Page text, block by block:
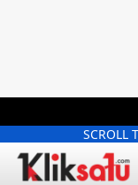
SCROLL